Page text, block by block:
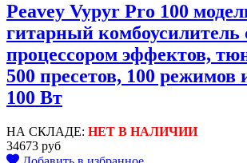
Peavey Vypyr Pro 100
гитарный комбоусилитель
процессором эффектов,
500 пресетов, 100 режимов
100 Вт
НА СКЛАДЕ: НЕТ В НАЛИЧИИ
34673 руб